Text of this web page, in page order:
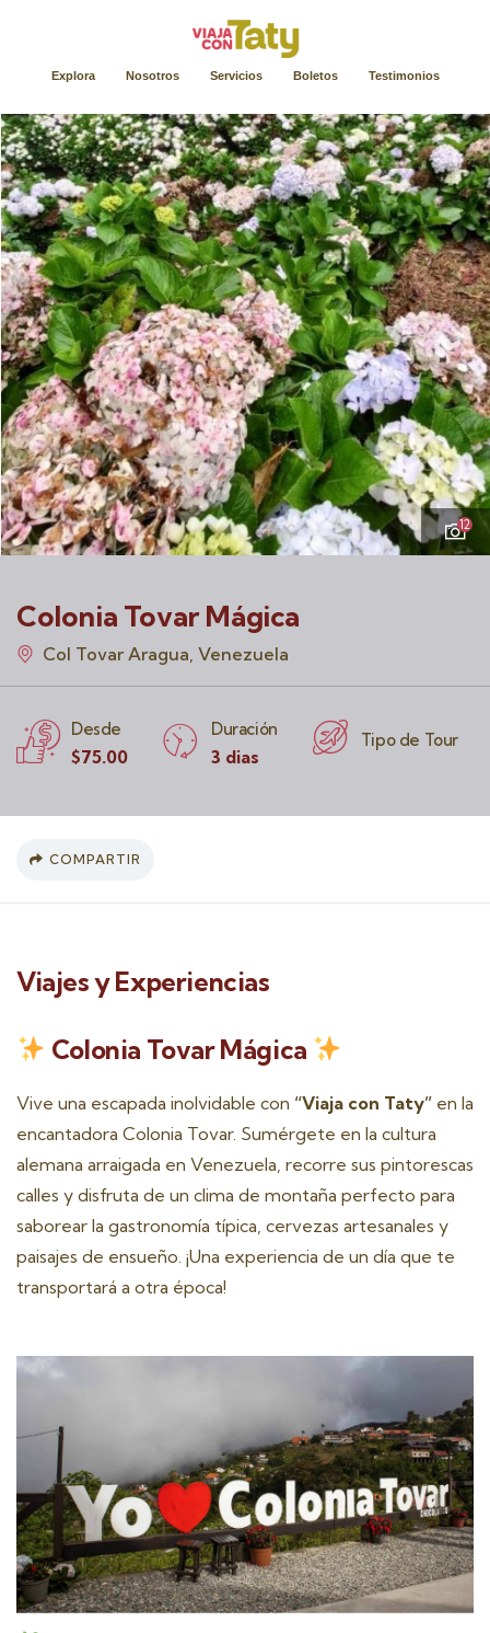
Explora Nosotros Servicios Boletos Testimonios
12
Colonia Tovar Mágica
Col Tovar Aragua, Venezuela
Desde
$75.00
Duración
3 dias
Tipo de Tour
COMPARTIR
Viajes y Experiencias
Colonia Tovar Mágica
Vive una escapada inolvidable con “Viaja con Taty” en la
encantadora Colonia Tovar. Sumérgete en la cultura
alemana arraigada en Venezuela, recorre sus pintorescas
calles y disfruta de un clima de montaña perfecto para
saborear la gastronomía típica, cervezas artesanales y
paisajes de ensueño. ¡Una experiencia de un día que te
transportará a otra época!